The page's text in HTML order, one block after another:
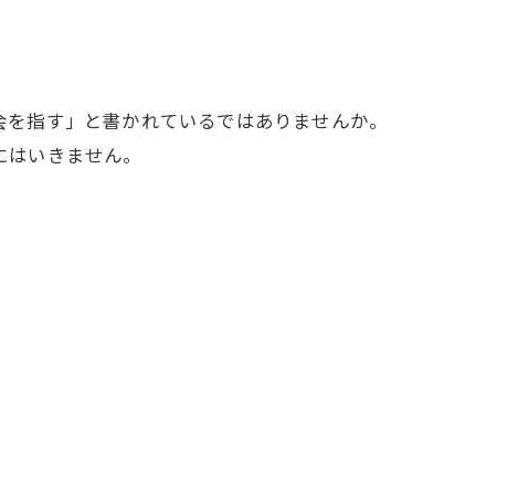
指す」と書かれているではありませんか。
いきません。